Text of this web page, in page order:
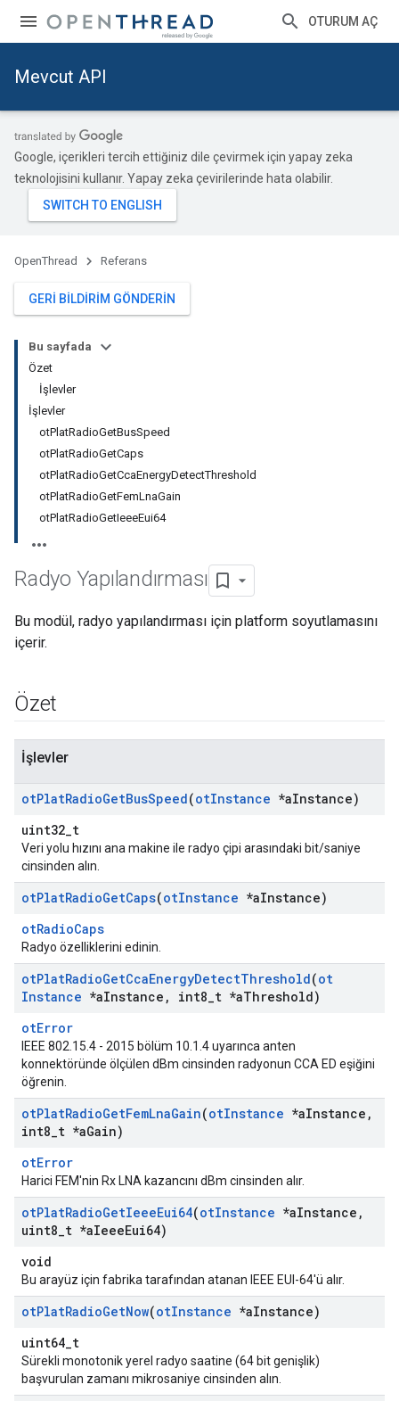
OTURUM AÇ
Mevcut API
Google, içerikleri tercih ettiğiniz dile çevirmek için yapay zeka
teknolojisini kullanır. Yapay zeka çevirilerinde hata olabilir.
OpenThread Referans
GERI BILDIRIM GÖNDERIN
Bu sayfada
Özet
İşlevler
İşlevler
otPlatRadioGetBusSpeed
otPlatRadioGetCaps
otPlatRadioGetCcaEnergyDetectThreshold
otPlatRadioGetFemLnaGain
otPlatRadioGetIeeeEui64
Radyo Yapılandırması
Bu modül, radyo yapılandırması için platform soyutlamasını
içerir.
Özet
İşlevler
otPlatRadioGetBusSpeed(otInstance *aInstance)
uint32_t
Veri yolu hızını ana makine ile radyo çipi arasındaki bit/saniye
cinsinden alın.
otPlatRadioGetCaps(otInstance *aInstance)
otRadioCaps
Radyo özelliklerini edinin.
otPlatRadioGetCcaEnergyDetectThreshold(ot
Instance *aInstance , int8 t *aThreshold)
otError
IEEE 802.15.4 - 2015 bölüm 10.1.4 uyarınca anten
konnektöründe ölçülen dBm cinsinden radyonun CCA ED eşiğini
öğrenin.
otPlatRadioGetFemLnaGain(otInstance *aInstance ,
int8 t *aGain)
otError
Harici FEM'nin Rx LNA kazancını dBm cinsinden alır.
otPlatRadioGetIeeeEui64(otInstance *aInstance ,
uint8 t *aIeeeEui64)
void
Bu arayüz için fabrika tarafından atanan IEEE EUI-64'ü alır.
otPlatRadioGetNow(otInstance *aInstance)
uint64_t
Sürekli monotonik yerel radyo saatine (64 bit genişlik)
başvurulan zamanı mikrosaniye cinsinden alın.